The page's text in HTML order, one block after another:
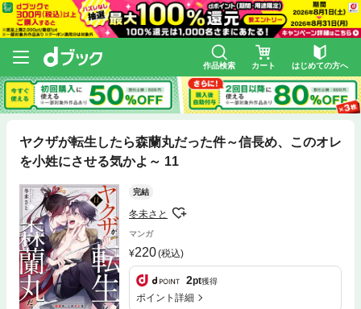
作品検索 カート はじめての方へ
ヤクザが転生したら森蘭丸だった件～信長め、このオレ
を小姓にさせる気かよ～ 11
完結
冬未さと
マンガ
220(税込)
2pt獲得
ポイント詳細